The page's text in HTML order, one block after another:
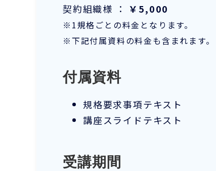
契約組織様 ： ￥5,000
※1規格ごとの料金となります。
※下記付属資料の料金も含まれます。
付属資料
規格要求事項テキスト
講座スライドテキスト
受講期間